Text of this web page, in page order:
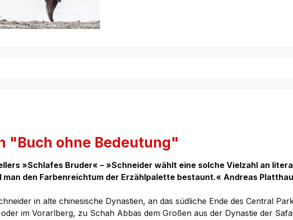
"Buch ohne Bedeutung"
»Schlafes Bruder« – »Schneider wählt eine solche Vielzahl an
den Farbenreichtum der Erzählpalette bestaunt.« Andreas
in alte chinesische Dynastien, an das südliche Ende des Central
im Vorarlberg, zu Schah Abbas dem Großen aus der Dynastie der